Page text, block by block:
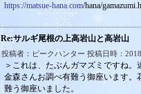
https://matsue-hana.com/hana/
Re:サルギ尾根の上高岩山と高岩山
投稿者：ピークハンター 投稿日時：
＞これは、たぶんガマズミですね。
金森さんお調べ有難う御座います
難う御座いました。